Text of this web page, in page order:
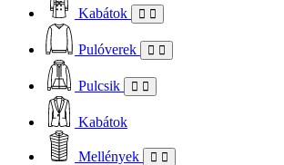
Kabátok
Pulóverek
Pulcsik
Kabátok
Mellények